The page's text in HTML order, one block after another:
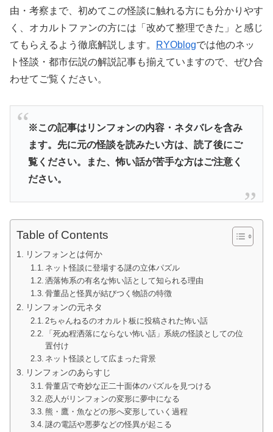
由・考察まで、初めてこの怪談に触れる方にも分かりやす
く、オカルトファンの方には「改めて整理できた」と感じ
てもらえるよう徹底解説します。
RYOblogでは他のネッ
ト怪談・都市伝説の解説記事も揃えていますので、ぜひ合
わせてご覧ください。
※この記事はリンフォンの内容・ネタバレを含み
ます。先に元の怪談を読みたい方は、読了後にご
覧ください。また、怖い話が苦手な方はご注意く
ださい。
Table of Contents
リンフォンとは何か
ネット怪談に登場する謎の立体パズル
洒落怖系の有名な怖い話として知られる理由
骨董品と怪異が結びつく物語の特徴
リンフォンの元ネタ
2ちゃんねるのオカルト板に投稿された怖い話
「死ぬ程洒落にならない怖い話」系統の怪談としての位
置付け
ネット怪談として広まった背景
リンフォンのあらすじ
骨董店で奇妙な正二十面体のパズルを見つける
恋人がリンフォンの変形に夢中になる
熊・鷹・魚などの形へ変形していく過程
謎の電話や悪夢などの怪異が起こる